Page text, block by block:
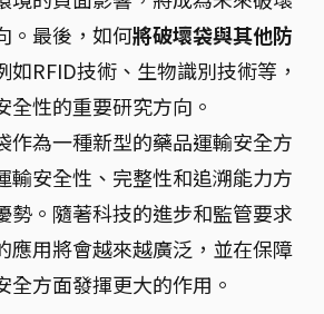
。最後，如何將破壞袋與其他防
如RFID技術、生物識別技術等，
全性的重要研究方向。
作為一種新型的藥品運輸安全方
輸安全性、完整性和追溯能力方
勢。隨著科技的進步和監管要求
應用將會越來越廣泛，並在保障
全方面發揮更大的作用。